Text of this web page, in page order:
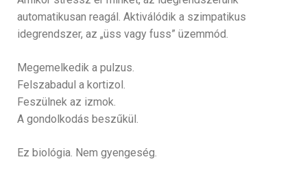
automatikusan reagál. Aktiválódik a szimpatikus
idegrendszer, az „üss vagy fuss” üzemmód.
Megemelkedik a pulzus.
Felszabadul a kortizol.
Feszülnek az izmok.
A gondolkodás beszűkül.
Ez biológia. Nem gyengeség.